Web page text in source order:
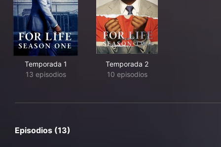
Temporada 1
13 episodios
Temporada 2
10 episodios
Episodios (13)